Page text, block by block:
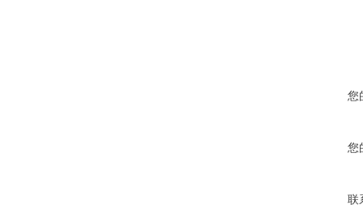
您
您
联